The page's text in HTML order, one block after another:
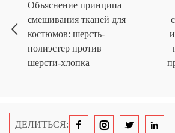
Объяснение принципа
смешивания тканей для
костюмов: шерсть-
полиэстер против
шерсти-хлопка
ДЕЛИТЬСЯ: